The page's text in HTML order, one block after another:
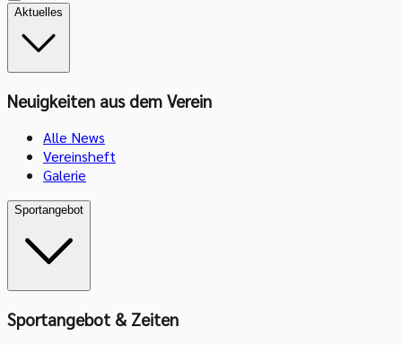
Aktuelles
Neuigkeiten aus dem Verein
Alle News
Vereinsheft
Galerie
Sportangebot
Sportangebot & Zeiten